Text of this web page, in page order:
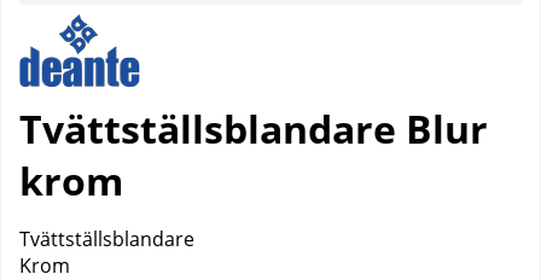
Tvättställsblandare Blur
krom
Tvättställsblandare
Krom